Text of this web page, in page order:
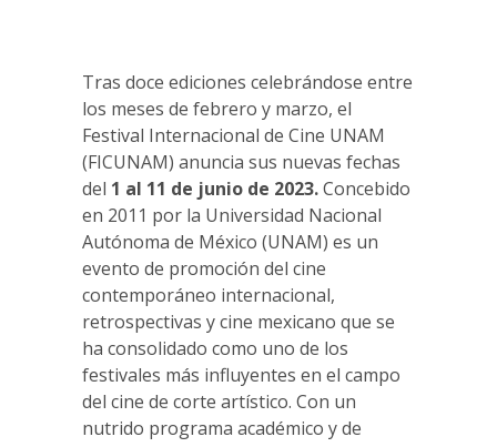
Tras doce ediciones celebrándose entre
los meses de febrero y marzo, el
Festival Internacional de Cine UNAM
(FICUNAM) anuncia sus nuevas fechas
del 1 al 11 de junio de 2023.Concebido
en 2011 por la Universidad Nacional
Autónoma de México (UNAM) es un
evento de promoción del cine
contemporáneo internacional,
retrospectivas y cine mexicano que se
ha consolidado como uno de los
festivales más influyentes en el campo
del cine de corte artístico. Con un
nutrido programa académico y de